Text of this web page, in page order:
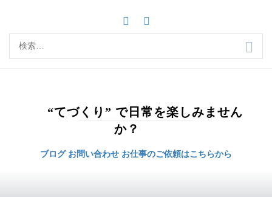
テ
“てづくり” で日常を楽しみません
か？
ブログ お問い合わせ お仕事のご依頼はこちらから